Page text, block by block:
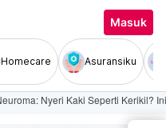
Masuk
Homecare Asuransiku
Nyeri Kaki Seperti Kerikil?